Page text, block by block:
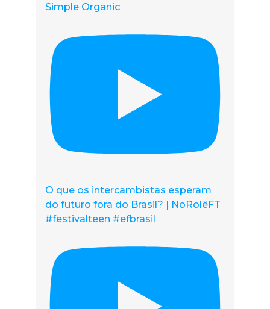
Simple Organic
O que os intercambistas esperam
do futuro fora do Brasil? | NoRolêFT
#festivalteen #efbrasil